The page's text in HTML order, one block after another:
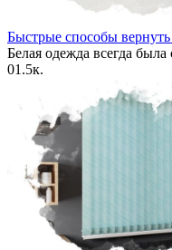
Быстрые способы
Белая одежда всегда
01.5к.